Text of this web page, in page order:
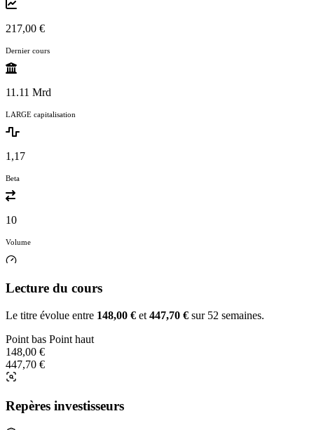
217,00 €
Dernier cours
11.11 Mrd
LARGE capitalisation
1,17
Beta
10
Volume
Lecture du cours
Le titre évolue entre 148,00 € et 447,70 € sur 52 semaines.
Point bas Point haut
148,00 €
447,70 €
Repères investisseurs